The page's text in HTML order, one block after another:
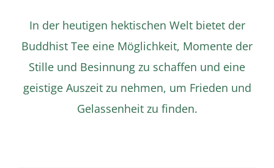
In der heutigen hektischen Welt bietet der
Buddhist Tee eine Möglichkeit, Momente der
Stille und Besinnung zu schaffen und eine
geistige Auszeit zu nehmen, um Frieden und
Gelassenheit zu finden.